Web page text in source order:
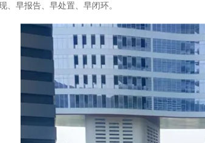
、早报告、早处置、早闭环。